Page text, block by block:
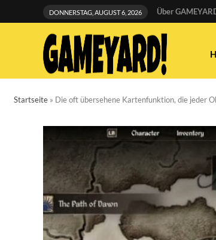
DONNERSTAG, AUGUST 6, 2026 Über
Startseite » Die oft übersehene Kartenfunktion, die jeder